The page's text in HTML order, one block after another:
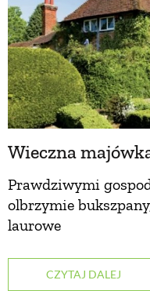
Wieczna
Prawdziwymi
olbrzymie
laurowe
CZYTAJ DALEJ